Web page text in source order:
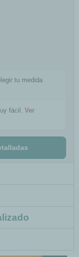
tu medida
fácil. Ver